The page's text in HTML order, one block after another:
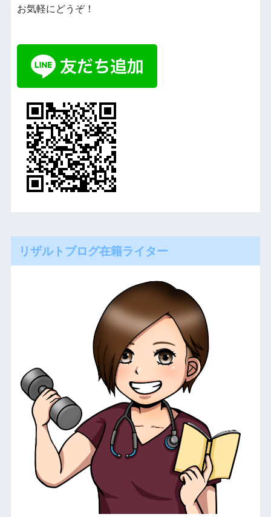
お気軽にどうぞ！
リザルトブログ在籍ライター